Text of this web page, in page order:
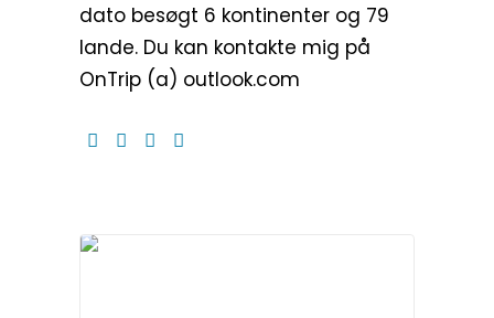
dato besøgt 6 kontinenter og 79
lande. Du kan kontakte mig på
OnTrip (a) outlook.com